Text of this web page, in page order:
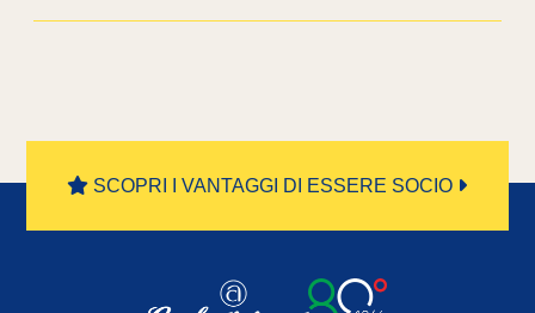
SCOPRI I VANTAGGI DI ESSERE SOCIO